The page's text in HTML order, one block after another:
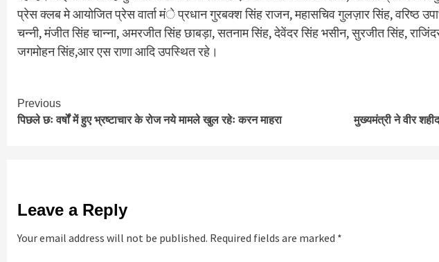
प्रेस क्लब मे आयोजित प्रेस वार्ता मंे प्रधान गुरबक्श सिंह राजन, महासचिव गुलज़ार सिंह, वरिष्ठ
चन्नी, मंजीत सिंह चान्ना, अमरजीत सिंह छाबड़ा, सतनाम सिंह, देवेंदर सिंह भसीन, सुरजीत सिंह,
जगमोहन सिंह,आर एस राणा आदि उपस्थित रहे।
Continue
Reading
Previous
पिछले छः वर्षों में हुए भ्रष्टाचार के रोज नये मामले खुल रहेः करन माहरा
मुख्यमंत्री ने वीर
Leave a Reply
Your email address will not be published. Required fields are marked *